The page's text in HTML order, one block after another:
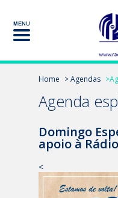
Home > Agendas
Agenda
Domingo
apoio à
<